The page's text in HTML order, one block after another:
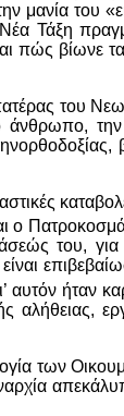
μανία του
Νέα Τάξη
πώς βίωνε
του
του,
αυτόν ήταν
των